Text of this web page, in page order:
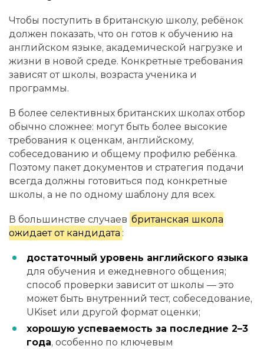
Чтобы поступить в британскую школу, ребёнок
должен показать, что он готов к обучению на
английском языке, академической нагрузке и
жизни в новой среде. Конкретные требования
зависят от школы, возраста ученика и
программы.
В более селективных британских школах отбор
обычно сложнее: могут быть более высокие
требования к оценкам, английскому,
собеседованию и общему профилю ребёнка.
Поэтому пакет документов и стратегия подачи
всегда должны готовиться под конкретные
школы, а не по одному шаблону для всех.
В большинстве случаев британская школа
ожидает от кандидата :
достаточный уровень английского языка
для обучения и ежедневного общения;
способ проверки зависит от школы — это
может быть внутренний тест, собеседование,
UKiset или другой формат оценки;
хорошую успеваемость за последние 2–3
года, особенно по ключевым